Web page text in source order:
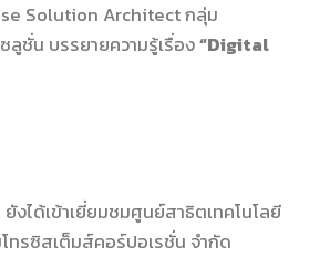
Solution Architect กลุ่ม
ชั่น บรรยายความรู้เรื่อง“Digital
งได้เข้าเยี่ยมชมศูนย์สาธิตเทคโนโลยี
ทรซิสเต็มส์คอร์ปอเรชั่น จำกัด